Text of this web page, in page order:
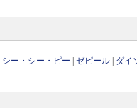
シー・シー・ピー |ゼピール ダイ